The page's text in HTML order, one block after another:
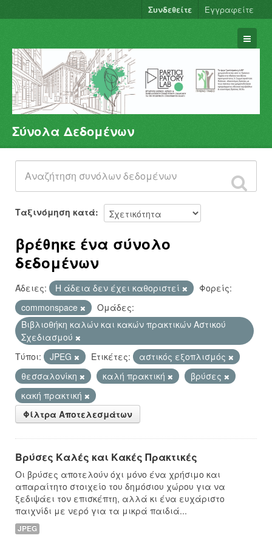
Συνδεθείτε Εγγραφείτε
Σύνολα Δεδομένων
Φορείς
Ομάδες
Σχετικά
Σύνολα Δεδομένων
Ταξινόμηση κατά
βρέθηκε ένα σύνολο
δεδομένων
Άδειες: Η άδεια δεν έχει καθοριστεί
Φορείς:
commonspace
Ομάδες:
Βιβλιοθήκη καλών και κακών πρακτικών Αστικού
Σχεδιασμού
Τύποι:
JPEG Ετικέτες:
αστικός εξοπλισμός
θεσσαλονίκη
καλή πρακτική
βρύσες
κακή πρακτική
Φίλτρα Αποτελεσμάτων
Βρύσες Καλές και Κακές Πρακτικές
Οι βρύσες αποτελούν όχι μόνο ένα χρήσιμο και
απαραίτητο στοιχείο του δημόσιου χώρου για να
ξεδιψάει τον επισκέπτη, αλλά κι ένα ευχάριστο
παιχνίδι με νερό για τα μικρά παιδιά...
JPEG